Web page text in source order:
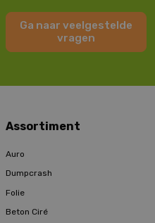
Ga naar veelgestelde
vragen
Assortiment
Auro
Dumpcrash
Folie
Beton Ciré